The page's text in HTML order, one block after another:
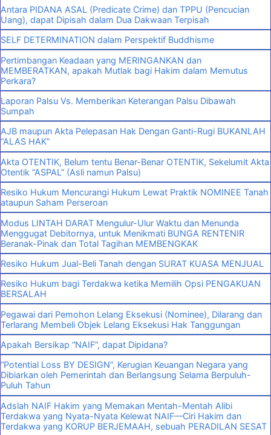
Antara PIDANA ASAL (Predicate Crime) dan TPPU (Pencucian
Uang), dapat Dipisah dalam Dua Dakwaan Terpisah
SELF DETERMINATION dalam Perspektif Buddhisme
Pertimbangan Keadaan yang MERINGANKAN dan
MEMBERATKAN, apakah Mutlak bagi Hakim dalam Memutus
Perkara?
Laporan Palsu Vs. Memberikan Keterangan Palsu Dibawah
Sumpah
AJB maupun Akta Pelepasan Hak Dengan Ganti-Rugi BUKANLAH
“ALAS HAK”
Akta OTENTIK, Belum tentu Benar-Benar OTENTIK, Sekelumit Akta
Otentik “ASPAL” (Asli namun Palsu)
Resiko Hukum Mencurangi Hukum Lewat Praktik NOMINEE Tanah
ataupun Saham Perseroan
Modus LINTAH DARAT Mengulur-Ulur Waktu dan Menunda
Menggugat Debitornya, untuk Menikmati BUNGA RENTENIR
Beranak-Pinak dan Total Tagihan MEMBENGKAK
Resiko Hukum Jual-Beli Tanah dengan SURAT KUASA MENJUAL
Resiko Hukum bagi Terdakwa ketika Memilih Opsi PENGAKUAN
BERSALAH
Pegawai dari Pemohon Lelang Eksekusi (Nominee), Dilarang dan
Terlarang Membeli Objek Lelang Eksekusi Hak Tanggungan
Apakah Bersikap “NAIF”, dapat Dipidana?
“Potential Loss BY DESIGN”, Kerugian Keuangan Negara yang
Dibiarkan oleh Pemerintah dan Berlangsung Selama Berpuluh-
Puluh Tahun
Adslah NAIF Hakim yang Memakan Mentah-Mentah Alibi
Terdakwa yang Nyata-Nyata Kelewat NAIF—Ciri Hakim dan
Terdakwa yang KORUP BERJEMAAH, sebuah PERADILAN SESAT